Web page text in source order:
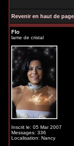
Revenir en haut de page
Flo
lame de cristal
Inscrit le: 05 Mar 2007
Messages: 336
Localisation: Nancy